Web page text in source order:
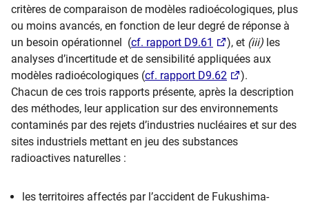
critères de comparaison de modèles radioécologiques, plus
ou moins avancés, en fonction de leur degré de réponse à
un besoin opérationnel (cf. rapport D9.61 ), et (iii) les
analyses d’incertitude et de sensibilité appliquées aux
modèles radioécologiques (cf. rapport D9.62
).
Chacun de ces trois rapports présente, après la description
des méthodes, leur application sur des environnements
contaminés par des rejets d’industries nucléaires et sur des
sites industriels mettant en jeu des substances
radioactives naturelles :
les territoires affectés par l’accident de Fukushima-